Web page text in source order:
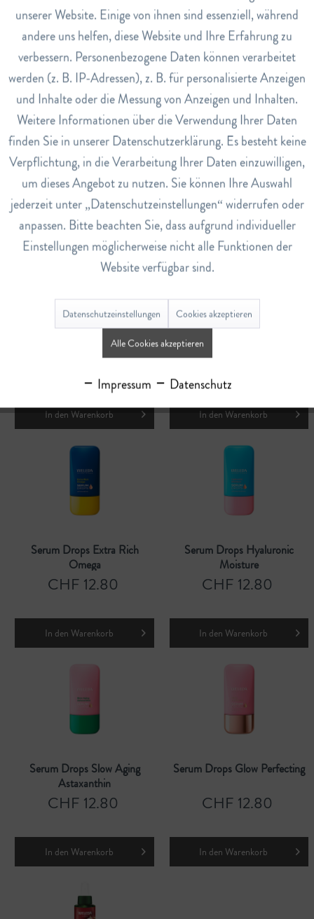
Eco Firming Anti-Age Serum
CHF 19.50
In den Warenkorb
Skin Food Super Serum
CHF 19.80
Warenkorb
Serum Drops Sunkissed
CHF 12.80
In den Warenkorb
Serum Drops Pore Refining
CHF 12.80
In den Warenkorb
Serum Drops Extra Rich
Omega
CHF 12.80
In den Warenkorb
Serum Drops Hyaluronic
Moisture
CHF 12.80
In den Warenkorb
Serum Drops Slow Aging
Astaxanthin
CHF 12.80
In den Warenkorb
Serum Drops Glow Perfecting
CHF 12.80
In den Warenkorb
Marketing Inaktiv
Tracking Inaktiv
Service Inaktiv
unserer Website. Einige von ihnen sind essenziell, während
andere uns helfen, diese Website und Ihre Erfahrung zu
verbessern. Personenbezogene Daten können verarbeitet
werden (z. B. IP-Adressen), z. B. für personalisierte Anzeigen
und Inhalte oder die Messung von Anzeigen und Inhalten.
Weitere Informationen über die Verwendung Ihrer Daten
finden Sie in unserer Datenschutzerklärung. Es besteht keine
Verpflichtung, in die Verarbeitung Ihrer Daten einzuwilligen,
um dieses Angebot zu nutzen. Sie können Ihre Auswahl
jederzeit unter „Datenschutzeinstellungen“ widerrufen oder
anpassen. Bitte beachten Sie, dass aufgrund individueller
Einstellungen möglicherweise nicht alle Funktionen der
Website verfügbar sind.
Datenschutzeinstellungen Cookies akzeptieren
Alle Cookies akzeptieren
Impressum Datenschutz